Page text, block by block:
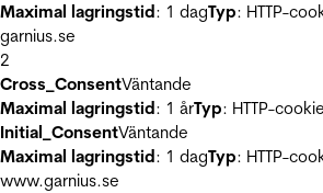
Maximal lagringstid: 1 dagTyp: HTTP-
garnius.se
2
Cross_ConsentVäntande
Maximal lagringstid: 1 årTyp: HTTP-cookie
Initial_ConsentVäntande
Maximal lagringstid: 1 dagTyp: HTTP-
www.garnius.se